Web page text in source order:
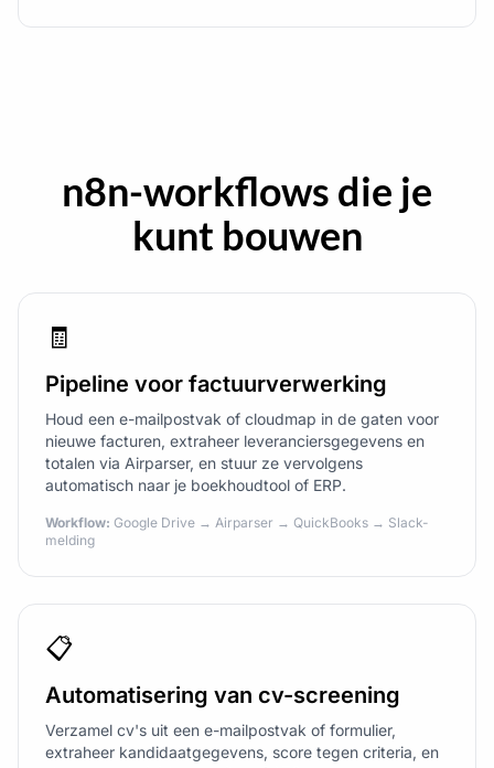
n8n-workflows die je
kunt bouwen
🧾
Pipeline voor factuurverwerking
Houd een e-mailpostvak of cloudmap in de gaten voor
nieuwe facturen, extraheer leveranciersgegevens en
totalen via Airparser, en stuur ze vervolgens
automatisch naar je boekhoudtool of ERP.
Workflow: Google Drive → Airparser → QuickBooks → Slack-
melding
📋
Automatisering van cv-screening
Verzamel cv's uit een e-mailpostvak of formulier,
extraheer kandidaatgegevens, score tegen criteria, en